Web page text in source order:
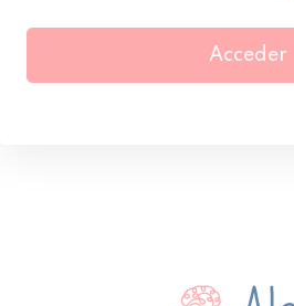
Acceder